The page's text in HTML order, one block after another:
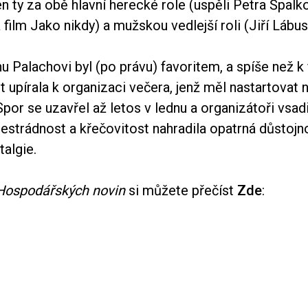
ty za obě hlavní herecké role (uspěli Petra
Jako nikdy) a mužskou vedlejší roli (Jiří
Palachovi byl (po právu) favoritem, a spíše než
upírala k organizaci večera, jenž měl nastartovat
se uzavřel až letos v lednu a organizátoři
a křečovitost nahradila opatrná
novinsi můžete přečíst Zde: